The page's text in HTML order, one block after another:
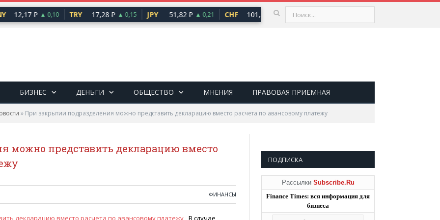
12,17 ₽ ▲ 0,10 TRY 17,28 ₽ ▲ 0,15 JPY 51,82 ₽ ▲ 0,21 CHF 101,30 ₽ ▲ 0,64 USD
БИЗНЕС ДЕНЬГИ ОБЩЕСТВО МНЕНИЯ ПРАВОВАЯ ПРИЕМНАЯ
» При закрытии подразделения можно представить декларацию вместо расчета по авансовому платежу
можно представить декларацию вместо
ФИНАНСЫ
В случае
ПОДПИСКА
Рассылки Subscribe.Ru
Finance Times: вся информация для
бизнеса